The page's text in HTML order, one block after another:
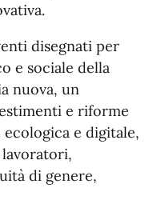
disegnati per
e sociale della
nuova, un
e riforme
e digitale,
di genere,